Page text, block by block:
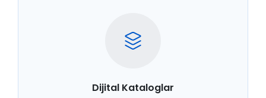
Dijital Kataloglar